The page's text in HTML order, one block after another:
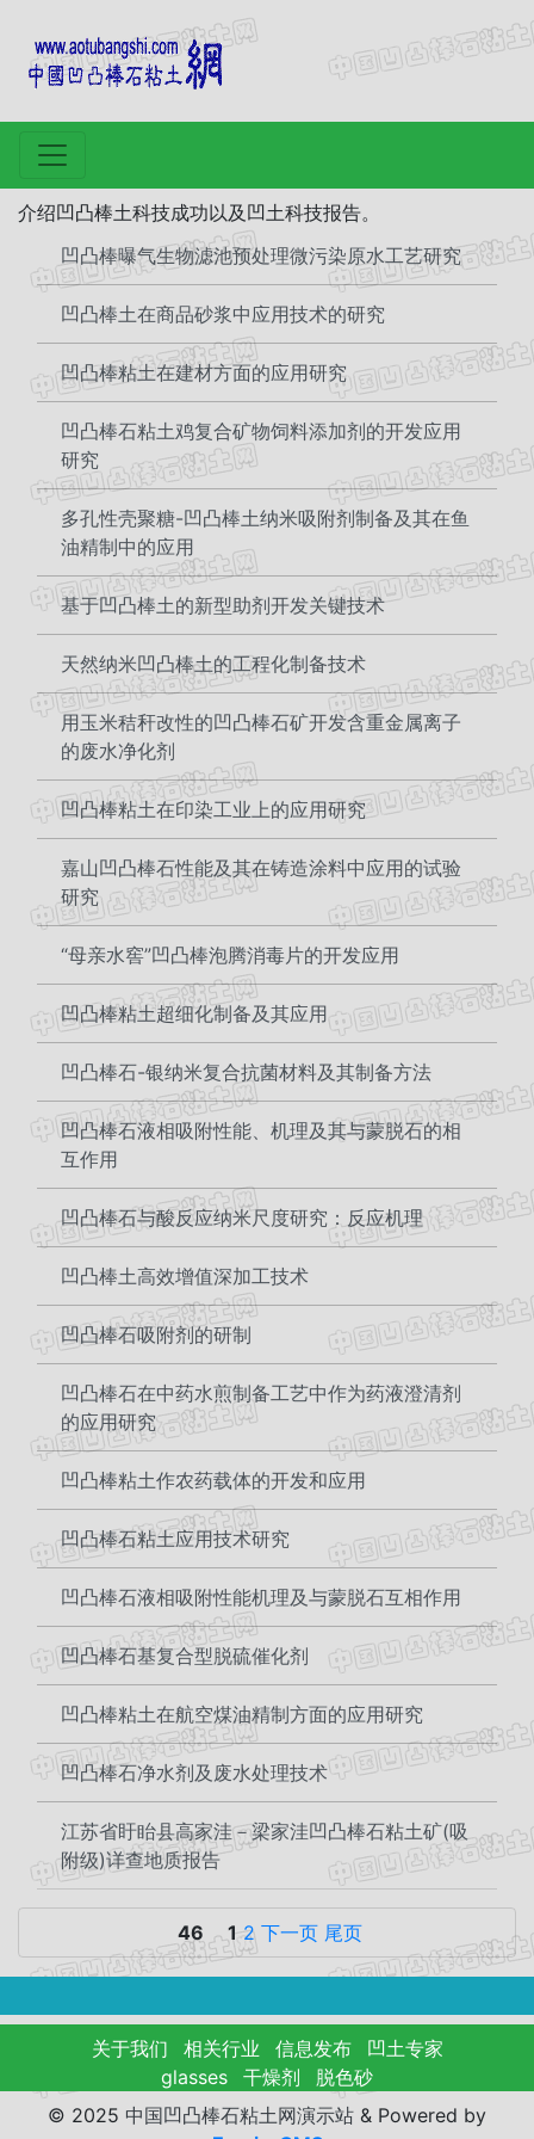
介绍凹凸棒土科技成功以及凹土科技报告。
凹凸棒曝气生物滤池预处理微污染原水工艺研究
凹凸棒土在商品砂浆中应用技术的研究
凹凸棒粘土在建材方面的应用研究
凹凸棒石粘土鸡复合矿物饲料添加剂的开发应用
研究
多孔性壳聚糖-凹凸棒土纳米吸附剂制备及其在鱼
油精制中的应用
基于凹凸棒土的新型助剂开发关键技术
天然纳米凹凸棒土的工程化制备技术
用玉米秸秆改性的凹凸棒石矿开发含重金属离子
的废水净化剂
凹凸棒粘土在印染工业上的应用研究
嘉山凹凸棒石性能及其在铸造涂料中应用的试验
研究
“母亲水窖”凹凸棒泡腾消毒片的开发应用
凹凸棒粘土超细化制备及其应用
凹凸棒石-银纳米复合抗菌材料及其制备方法
凹凸棒石液相吸附性能、机理及其与蒙脱石的相
互作用
凹凸棒石与酸反应纳米尺度研究：反应机理
凹凸棒土高效增值深加工技术
凹凸棒石吸附剂的研制
凹凸棒石在中药水煎制备工艺中作为药液澄清剂
的应用研究
凹凸棒粘土作农药载体的开发和应用
凹凸棒石粘土应用技术研究
凹凸棒石液相吸附性能机理及与蒙脱石互相作用
凹凸棒石基复合型脱硫催化剂
凹凸棒粘土在航空煤油精制方面的应用研究
凹凸棒石净水剂及废水处理技术
江苏省盱眙县高家洼－梁家洼凹凸棒石粘土矿(吸
附级)详查地质报告
46 1 2 下一页 尾页
关于我们 相关行业 信息发布
凹土专家
glasses
干燥剂
脱色砂
© 2025 中国凹凸棒石粘土网演示站 & Powered by